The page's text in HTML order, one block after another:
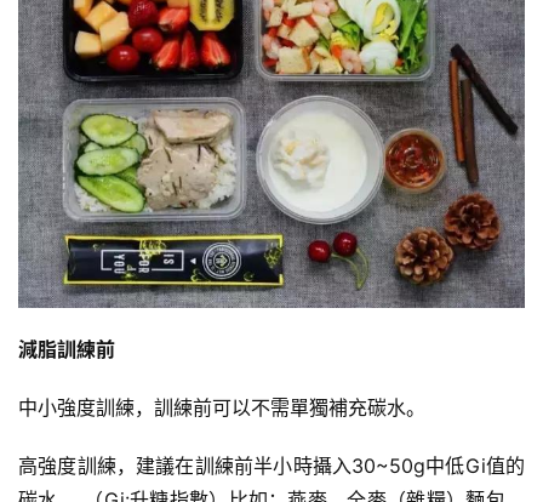
減
脂
計
劃
有
氧
運
練
得
減脂訓練前
中小強度訓練，訓練前可以不需單獨補充碳水。
高強度訓練，建議在訓練前半小時攝入30~50g中低Gi值的